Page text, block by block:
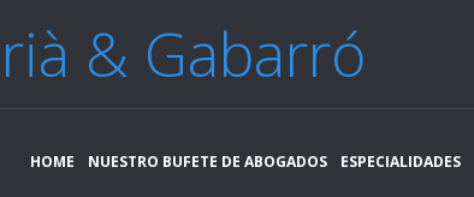
& Gabarró
HOME NUESTRO BUFETE DE ABOGADOS ESPECIALIDADES